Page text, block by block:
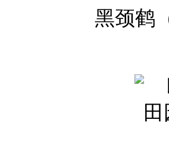
黑颈鹤